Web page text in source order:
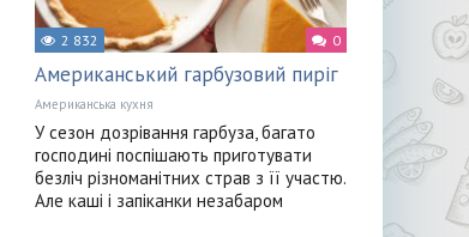
2 832 0
Американський гарбузовий пиріг
Американська кухня
У сезон дозрівання гарбуза, багато
господині поспішають приготувати
безліч різноманітних страв з її участю.
Але каші і запіканки незабаром